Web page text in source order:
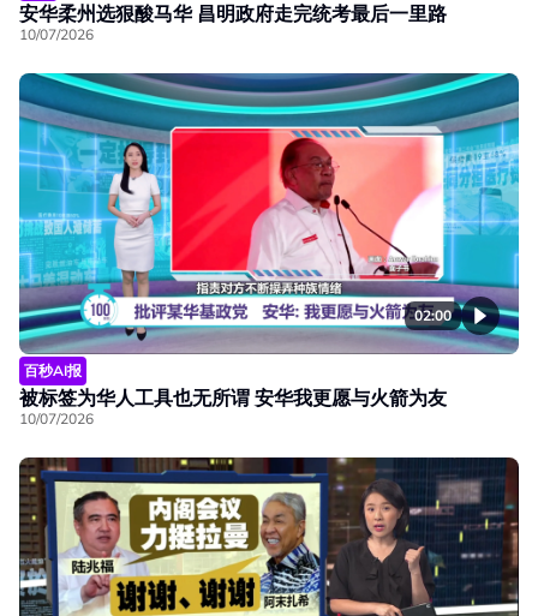
安华柔州选狠酸马华 昌明政府走完统考最后一里路
10/07/2026
02:00
百秒AI报
被标签为华人工具也无所谓 安华我更愿与火箭为友
10/07/2026